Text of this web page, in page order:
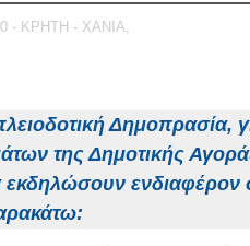
- ΚΡΗΤΗ - ΧΑΝΙΑ,
Δημοπρασία,
της Δημοτικής
εκδηλώσουν